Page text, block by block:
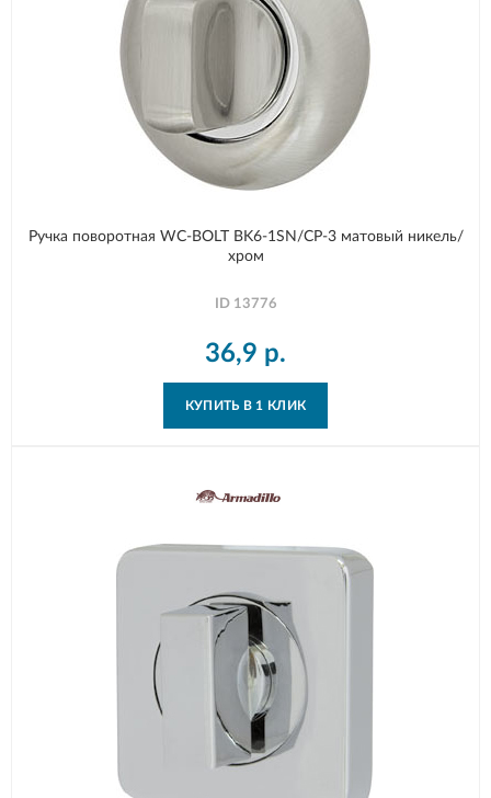
Ручка поворотная WC-BOLT BK6-1SN/CP-3 матовый никель/
хром
ID 13776
36,9 р.
КУПИТЬ В 1 КЛИК